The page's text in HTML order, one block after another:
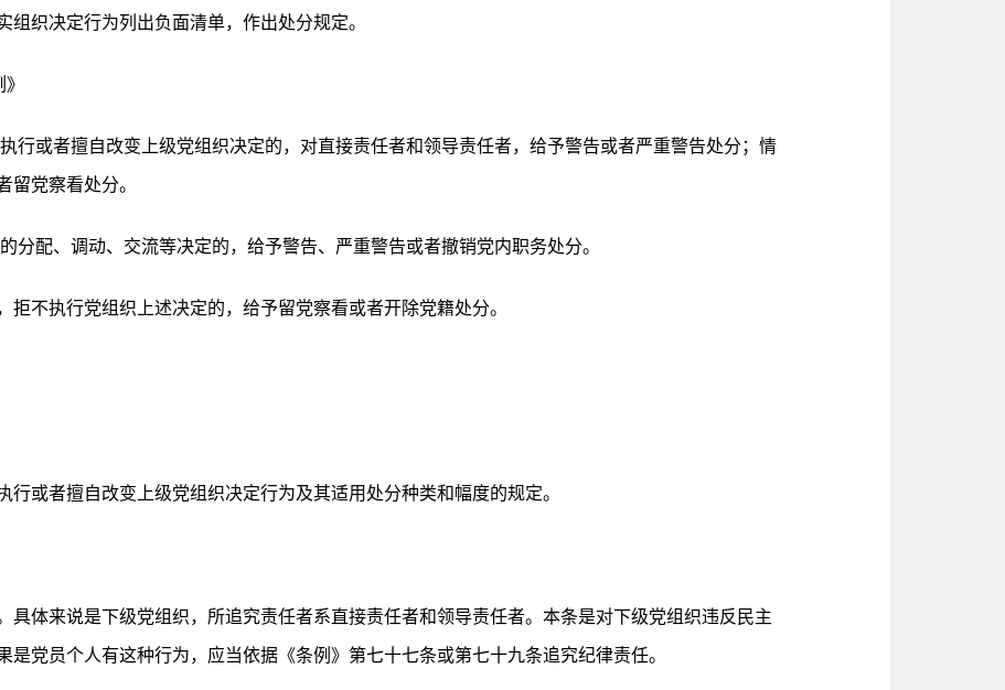
组织决定行为列出负面清单，作出处分规定。
行或者擅自改变上级党组织决定的，对直接责任者和领导责任者，给予警告或者严重警告处分；情
留党察看处分。
分配、调动、交流等决定的，给予警告、严重警告或者撤销党内职务处分。
拒不执行党组织上述决定的，给予留党察看或者开除党籍处分。
行或者擅自改变上级党组织决定行为及其适用处分种类和幅度的规定。
具体来说是下级党组织，所追究责任者系直接责任者和领导责任者。本条是对下级党组织违反民主
是党员个人有这种行为，应当依据《条例》第七十七条或第七十九条追究纪律责任。